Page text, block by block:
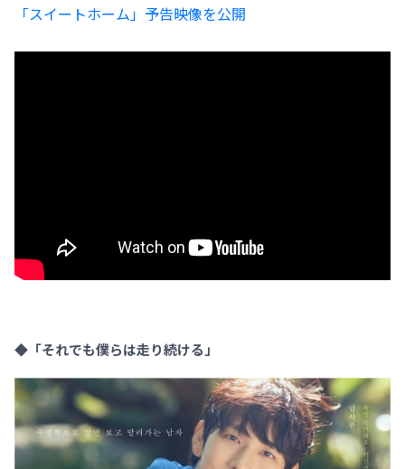
「スイートホーム」予告映像を公開
◆「それでも僕らは走り続ける」